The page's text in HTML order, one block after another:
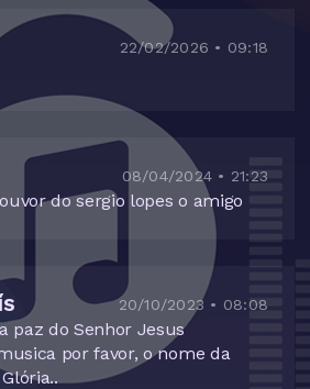
22/02/2026 • 09:18
08/04/2024 • 21:23
do sergio lopes o amigo
20/10/2023 • 08:08
paz do Senhor Jesus
por favor, o nome da